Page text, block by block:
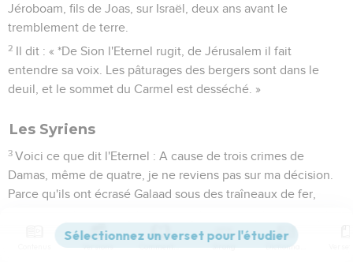
Jéroboam, fils de Joas, sur Israël, deux ans avant le
tremblement de terre.
2 Il dit : « *De Sion l'Eternel rugit, de Jérusalem il fait
entendre sa voix. Les pâturages des bergers sont dans le
deuil, et le sommet du Carmel est desséché. »
Les Syriens
3 Voici ce que dit l'Eternel : A cause de trois crimes de
Damas, même de quatre, je ne reviens pas sur ma décision.
Parce qu'ils ont écrasé Galaad sous des traîneaux de fer,
palais de Ben-Hadad.
Versions Commentaires Strong